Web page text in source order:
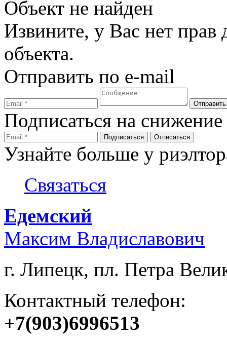
Объект не найден
Извините, у Вас нет прав
объекта.
Отправить по e-mail
Подписаться на
Узнайте больше у
Связаться
Едемский
Максим Владиславович
г. Липецк, пл. Петра
Контактный телефон:
+7(903)6996513